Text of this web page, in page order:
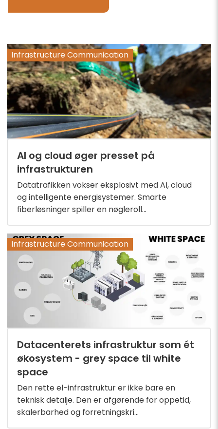
Infrastructure Communication
AI og cloud øger presset på
infrastrukturen
Datatrafikken vokser eksplosivt med AI, cloud
og intelligente energisystemer. Smarte
fiberløsninger spiller en nøgleroll...
Infrastructure Communication
Datacenterets infrastruktur som ét
økosystem - grey space til white
space
Den rette el-infrastruktur er ikke bare en
teknisk detalje. Den er afgørende for oppetid,
skalerbarhed og forretningskri...